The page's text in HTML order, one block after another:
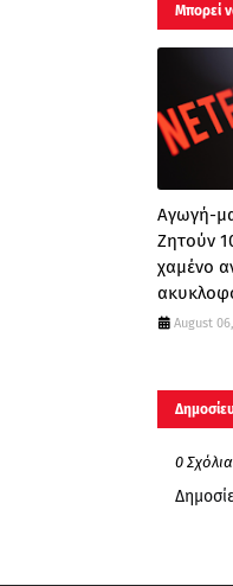
Μπορεί
Αγωγή-
Ζητούν
χαμένο
August
0 Σχόλια